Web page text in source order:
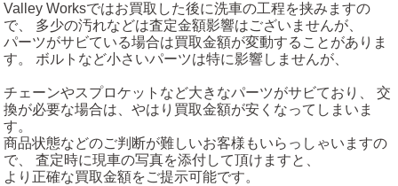
Valley Worksではお買取した後に洗車の工程を挟みますの
で、 多少の汚れなどは査定金額影響はございませんが、
パーツがサビている場合は買取金額が変動することがありま
す。 ボルトなど小さいパーツは特に影響しませんが、
チェーンやスプロケットなど大きなパーツがサビており、 交
換が必要な場合は、やはり買取金額が安くなってしまいま
す。
商品状態などのご判断が難しいお客様もいらっしゃいますの
で、 査定時に現車の写真を添付して頂けますと、
より正確な買取金額をご提示可能です。